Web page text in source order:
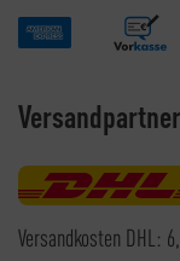
Versandpartner
Versandkosten DHL: